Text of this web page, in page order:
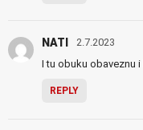
NATI 2.7.2023
I tu obuku obaveznu
REPLY